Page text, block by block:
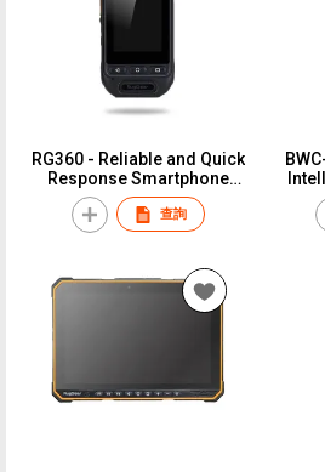
RG360 - Reliable and Quick
Response Smartphone
with PTT
查詢